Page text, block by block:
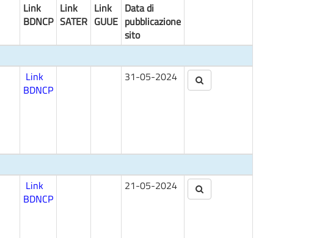
Link
BDNCP
Link
SATER
Link
GUUE
Data di
pubblicazione
sito
Link
BDNCP
31-05-2024
Link
BDNCP
21-05-2024